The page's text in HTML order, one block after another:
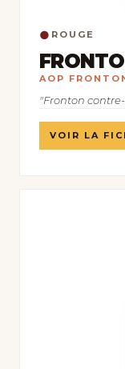
● ROUGE
AOP
"Fronton
VOIR LA